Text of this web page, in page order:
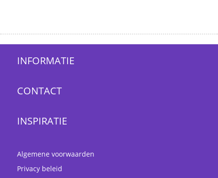
INFORMATIE
CONTACT
INSPIRATIE
Algemene voorwaarden
Privacy beleid